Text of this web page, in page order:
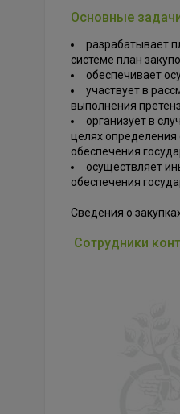
Основные
разрабатывает
системе план
обеспечивает
участвует в
выполнения
организует в
целях определения
обеспечения
осуществляет
обеспечения
Сведения о
Сотрудники